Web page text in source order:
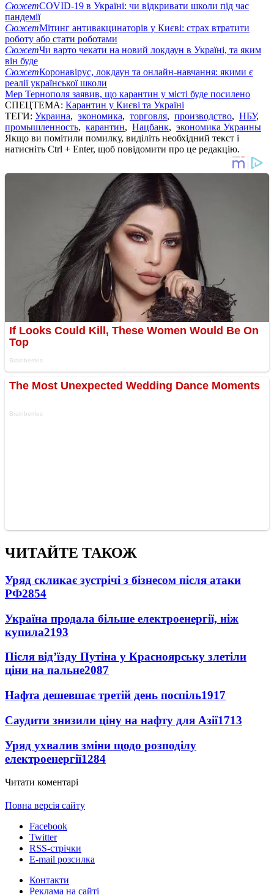
СюжетCOVID-19 в Україні: чи відкривати школи під час
пандемії
СюжетМітинг антивакцинаторів у Києві: страх втратити
роботу або стати роботами
СюжетЧи варто чекати на новий локдаун в Україні, та яким
він буде
СюжетКоронавірус, локдаун та онлайн-навчання: якими є
реалії української школи
Мер Тернополя заявив, що карантин у місті буде посилено
СПЕЦТЕМА: Карантин у Києві та Україні
ТЕГИ: Украина, экономика, торговля, производство, НБУ,
промышленность, карантин, Нацбанк, экономика Украины
Якщо ви помітили помилку, виділіть необхідний текст і
натисніть Ctrl + Enter, щоб повідомити про це редакцію.
ЧИТАЙТЕ ТАКОЖ
Уряд скликає зустрічі з бізнесом після атаки
РФ2854
Україна продала більше електроенергії, ніж
купила2193
Після від’їзду Путіна у Красноярську злетіли
ціни на пальне2087
Нафта дешевшає третій день поспіль1917
Саудити знизили ціну на нафту для Азії1713
Уряд ухвалив зміни щодо розподілу
електроенергії1284
Читати коментарі
Повна версія сайту
Facebook
Twitter
RSS-стрічки
E-mail розсилка
Контакти
Реклама на сайті